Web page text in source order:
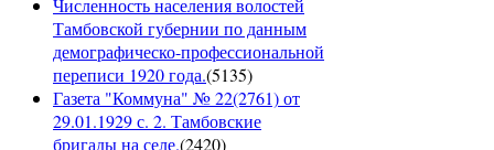
Численность населения волостей
Тамбовской губернии по данным
демографическо-профессиональной
переписи 1920 года.(5135)
Газета "Коммуна" № 22(2761) от
29.01.1929 с. 2. Тамбовские
бригады на селе.(2420)